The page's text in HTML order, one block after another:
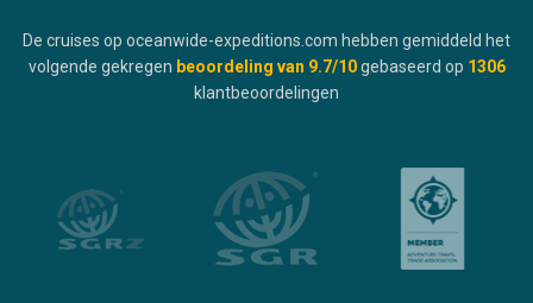
De cruises op oceanwide-expeditions.com hebben gemiddeld het
volgende gekregen beoordeling van 9.7/10 gebaseerd op 1306
klantbeoordelingen